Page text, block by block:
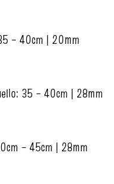
– 40cm | 20mm
35 – 40cm | 28mm
– 45cm | 28mm